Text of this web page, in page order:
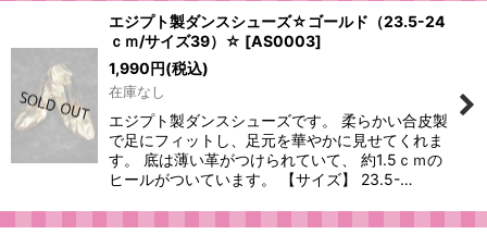
エジプト製ダンスシューズ☆ゴールド（23.5-24
ｃｍ/サイズ39）☆ [AS0003]
1,990円(税込)
在庫なし
エジプト製ダンスシューズです。 柔らかい合皮製
で足にフィットし、足元を華やかに見せてくれま
す。 底は薄い革がつけられていて、 約1.5ｃｍの
ヒールがついています。 【サイズ】 23.5-…